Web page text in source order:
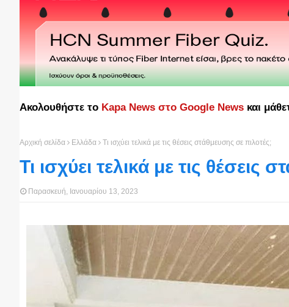
Ακολουθήστε το Kapa News στο Google News και
Αρχική σελίδα Ελλάδα Τι ισχύει τελικά με τις θέσεις στάθμευσης σε πιλοτές;
Τι ισχύει τελικά με τις θέσεις
Παρασκευή, Ιανουαρίου 13, 2023